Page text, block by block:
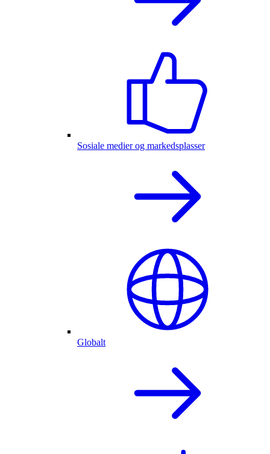
Sosiale medier og markedsplasser
Globalt